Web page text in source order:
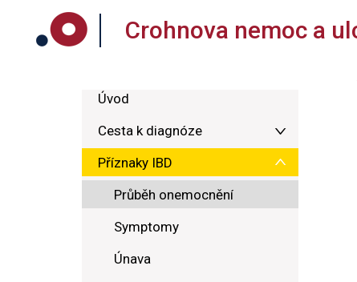
Crohnova nemoc a
Úvod
Cesta k diagnóze
Příznaky IBD
Průběh onemocnění
Symptomy
Únava